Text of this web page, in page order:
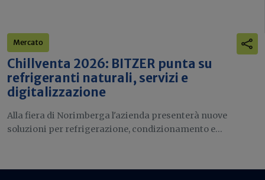
Mercato
Chillventa 2026: BITZER punta su
refrigeranti naturali, servizi e
digitalizzazione
Alla fiera di Norimberga l'azienda presenterà nuove
soluzioni per refrigerazione, condizionamento e...